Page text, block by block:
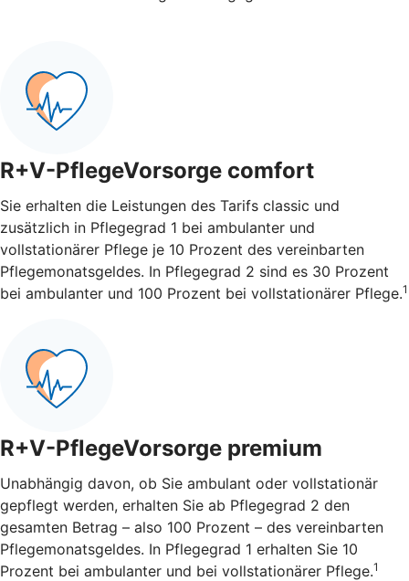
R+V-PflegeVorsorge comfort
Sie erhalten die Leistungen des Tarifs classic und
zusätzlich in Pflegegrad 1 bei ambulanter und
vollstationärer Pflege je 10 Prozent des vereinbarten
Pflegemonatsgeldes. In Pflegegrad 2 sind es 30 Prozent
bei ambulanter und 100 Prozent bei vollstationärer Pflege.1
R+V-PflegeVorsorge premium
Unabhängig davon, ob Sie ambulant oder vollstationär
gepflegt werden, erhalten Sie ab Pflegegrad 2 den
gesamten Betrag – also 100 Prozent – des vereinbarten
Pflegemonatsgeldes. In Pflegegrad 1 erhalten Sie 10
Prozent bei ambulanter und bei vollstationärer Pflege.1